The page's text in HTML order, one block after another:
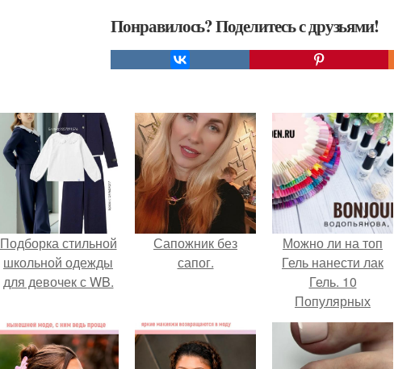
Понравилось? Поделитесь с друзьями!
Подборка стильной
школьной одежды
для девочек с WB.
Сапожник без
сапог.
Можно ли на топ
Гель нанести лак
Гель. 10
Популярных
вопросов о Гель –
лаках от
профессионалов.